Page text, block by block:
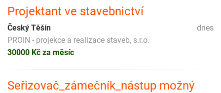
Projektant ve stavebnictví
dnes
Český Těšín
PROIN - projekce a realizace staveb, s.r.o.
30000 Kč za měsíc
Seřizovač_zámečník_nástup možný